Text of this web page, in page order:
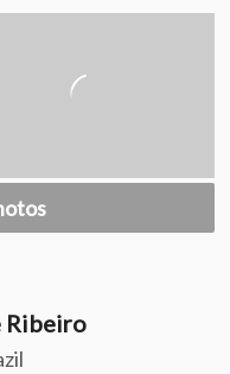
Ribeiro